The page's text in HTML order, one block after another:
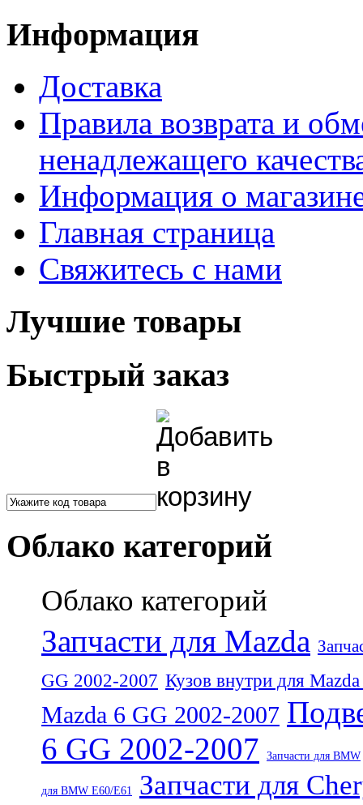
Информация
Доставка
Правила возврата и
ненадлежащего
Информация о
Главная страница
Свяжитесь с нами
Лучшие товары
Быстрый заказ
Облако категорий
Облако категорий
Запчасти для Mazda
GG 2002-2007 Кузов внутри для
Mazda 6 GG 2002-2007
6 GG 2002-2007
Запчасти для BMW
для BMW E60/E61 Запчасти для